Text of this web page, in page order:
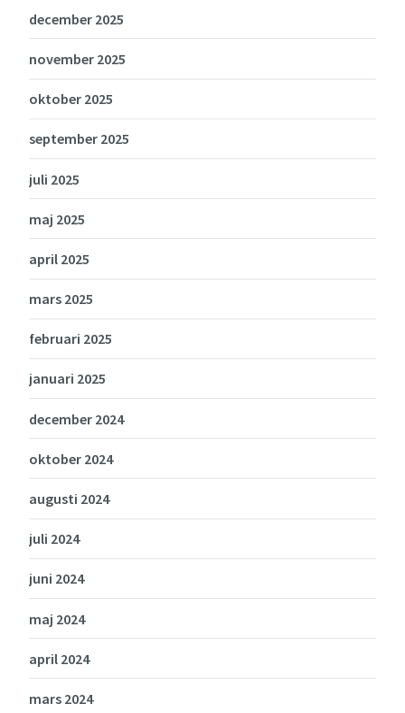
december 2025
november 2025
oktober 2025
september 2025
juli 2025
maj 2025
april 2025
mars 2025
februari 2025
januari 2025
december 2024
oktober 2024
augusti 2024
juli 2024
juni 2024
maj 2024
april 2024
mars 2024